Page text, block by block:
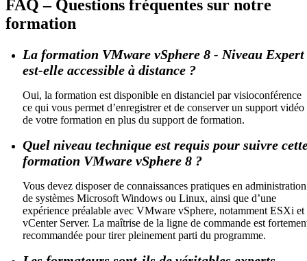
FAQ – Questions fréquentes sur notre
formation
La formation VMware vSphere 8 - Niveau Expert
est-elle accessible à distance ?
Oui, la formation est disponible en distanciel par visioconférence
ce qui vous permet d’enregistrer et de conserver un support vidéo
de votre formation en plus du support de formation.
Quel niveau technique est requis pour suivre
formation VMware vSphere 8 ?
Vous devez disposer de connaissances pratiques en administration
de systèmes Microsoft Windows ou Linux, ainsi que d’une
expérience préalable avec VMware vSphere, notamment ESXi et
vCenter Server. La maîtrise de la ligne de commande est
recommandée pour tirer pleinement parti du programme.